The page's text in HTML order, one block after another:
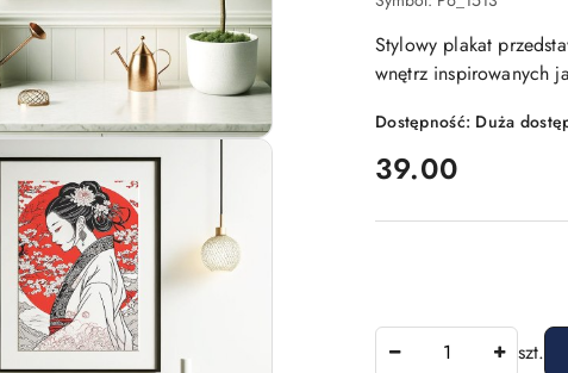
Stylowy plakat
wnętrz inspirowanych
Dostępność: Duża
cena:
39.00
szt.